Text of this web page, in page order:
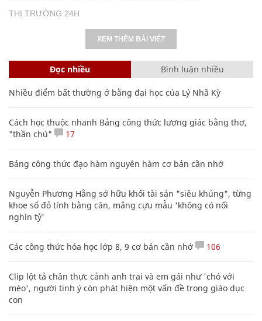
THỊ TRƯỜNG 24H
XEM THÊM BÀI VIẾT
Đọc nhiều Bình luận nhiều
Nhiều điểm bất thường ở bằng đại học của Lý Nhã Kỳ
Cách học thuộc nhanh Bảng công thức lượng giác bằng thơ,
"thần chú"
17
Bảng công thức đạo hàm nguyên hàm cơ bản cần nhớ
Nguyễn Phương Hằng sở hữu khối tài sản "siêu khủng", từng
khoe sổ đỏ tính bằng cân, mắng cựu mẫu 'không có nổi
nghìn tỷ'
Các công thức hóa học lớp 8, 9 cơ bản cần nhớ 106
Clip lột tả chân thực cảnh anh trai và em gái như 'chó với
mèo', người tinh ý còn phát hiện một vấn đề trong giáo dục
con